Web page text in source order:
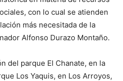
con lo cual se atienden
más necesitada de la
Alfonso Durazo Montaño.
del parque El Chanate, en la
Los Yaquis, en Los Arroyos,